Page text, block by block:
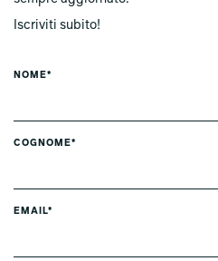
Iscriviti subito!
NOME*
COGNOME*
EMAIL*